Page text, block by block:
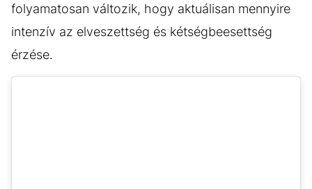
folyamatosan változik, hogy aktuálisan mennyire
intenzív az elveszettség és kétségbeesettség
érzése.